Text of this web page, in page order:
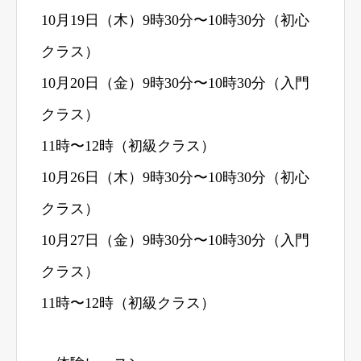
10月19日（木）9時30分〜10時30分（初心
クラス）
10月20日（金）9時30分〜10時30分（入門
クラス）
11時〜12時（初級クラス）
10月26日（木）9時30分〜10時30分（初心
クラス）
10月27日（金）9時30分〜10時30分（入門
クラス）
11時〜12時（初級クラス）